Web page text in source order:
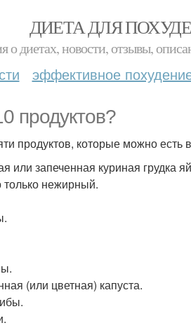
ДИЕТА ДЛЯ
о диетах, новости, отзывы,
эффективное
продуктов?
продуктов, которые можно есть
или запеченная куриная грудка
нежирный.
(или цветная) капуста.